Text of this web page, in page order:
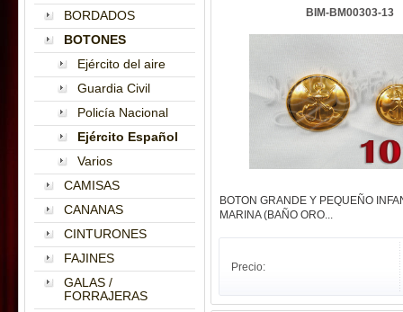
BORDADOS
BOTONES
Ejército del aire
Guardia Civil
Policía Nacional
Ejército Español
Varios
CAMISAS
CANANAS
CINTURONES
FAJINES
GALAS /
FORRAJERAS
BIM-BM00303-13
BOTON GRANDE Y PEQUEÑO
MARINA (BAÑO ORO...
Precio: